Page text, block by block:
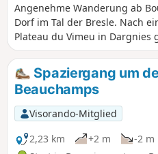
Angenehme Wanderung ab
Dorf im Tal der Bresle. Nach
Plateau du Vimeu in Dargnies
erholsame Landschaft der
Bresle, der natürlichen
France und der Normandie.
Spaziergang um
Beauchamps
Visorando-Mitglied
2,23 km
+2 m -2 m